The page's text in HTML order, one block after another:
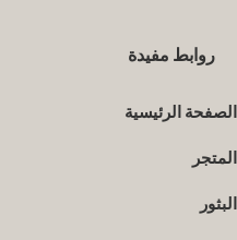
روابط مفيدة
الصفحة الرئيسية
المتجر
البثور